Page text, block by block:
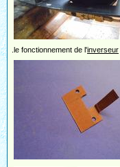
.le fonctionnement de l'inverseur